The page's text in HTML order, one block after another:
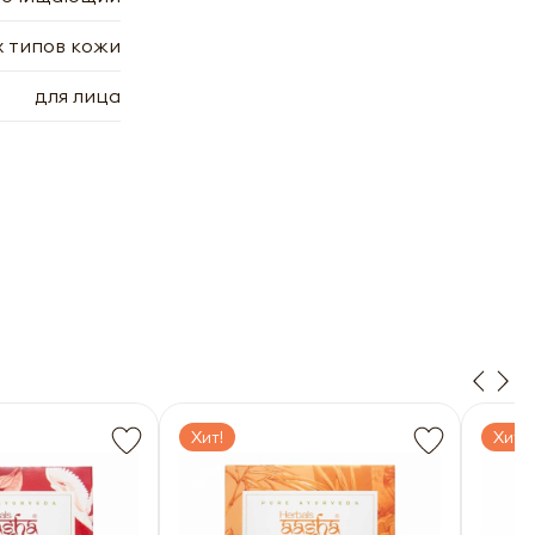
типов кожи
для лица
Хит! Хит!